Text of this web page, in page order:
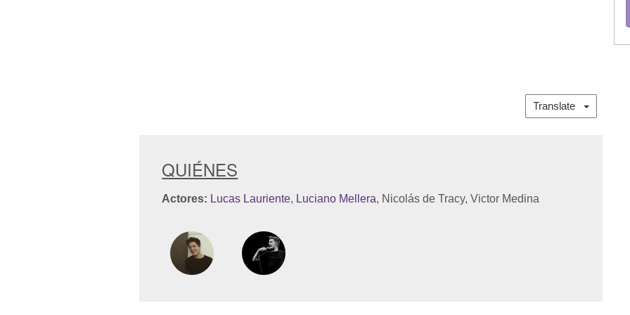
Translate
QUIÉNES
Actores: Lucas Lauriente, Luciano Mellera, Nicolás de Tracy, Victor Medina